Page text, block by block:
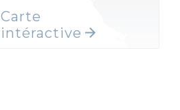
Carte
intéractive